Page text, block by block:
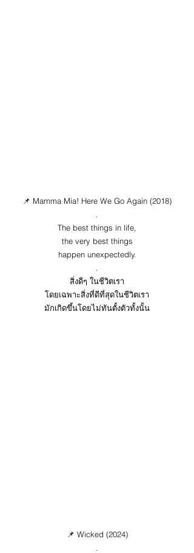
📌 Mamma Mia! Here We Go Again (2018)
.
The best things in life,
the very best things
happen unexpectedly.
.
สิ่งดีๆ ในชีวิตเรา
โดยเฉพาะสิ่งที่ดีที่สุดในชีวิตเรา
มักเกิดขึ้นโดยไม่ทันตั้งตัวทั้งนั้น
📌 Wicked (2024)
.